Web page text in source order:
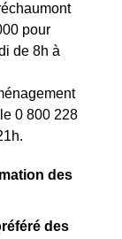
pour
de 8h à
0 800 228
des
des